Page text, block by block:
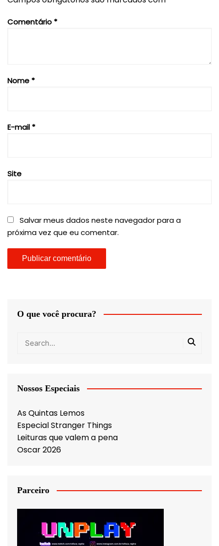
Comentário *
Nome *
E-mail *
Site
Salvar meus dados neste navegador para a
próxima vez que eu comentar.
O que você procura?
Nossos Especiais
As Quintas Lemos
Especial Stranger Things
Leituras que valem a pena
Oscar 2026
Parceiro